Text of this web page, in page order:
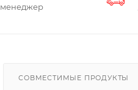
менеджер
СОВМЕСТИМЫЕ ПРОДУКТЫ